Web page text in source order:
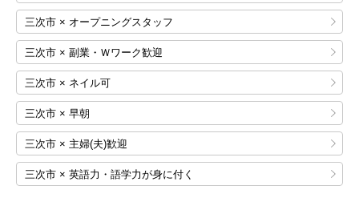
三次市 × オープニングスタッフ
三次市 × 副業・Ｗワーク歓迎
三次市 × ネイル可
三次市 × 早朝
三次市 × 主婦(夫)歓迎
三次市 × 英語力・語学力が身に付く